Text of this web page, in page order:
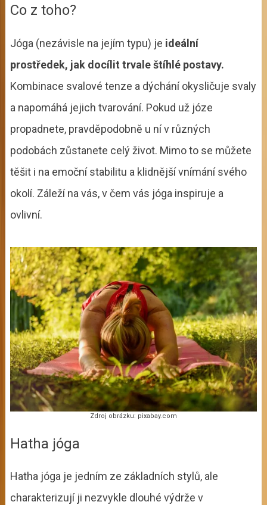
Co z toho?
Jóga (nezávisle na jejím typu) je ideální
prostředek, jak docílit trvale štíhlé postavy.
Kombinace svalové tenze a dýchání okysličuje svaly
a napomáhá jejich tvarování. Pokud už józe
propadnete, pravděpodobně u ní v různých
podobách zůstanete celý život. Mimo to se můžete
těšit i na emoční stabilitu a klidnější vnímání svého
okolí. Záleží na vás, v čem vás jóga inspiruje a
ovlivní.
Zdroj obrázku: pixabay.com
Hatha jóga
Hatha jóga je jedním ze základních stylů, ale
charakterizují ji nezvykle dlouhé výdrže v